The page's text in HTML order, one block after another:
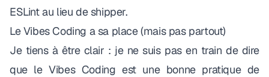
ESLint au lieu de shipper.
Le Vibes Coding a sa place (mais pas partout)
Je tiens à être clair : je ne suis pas en train de dire
que le Vibes Coding est une bonne pratique de